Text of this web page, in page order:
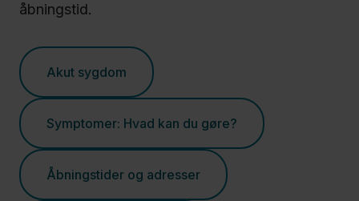
Lægehjælp
og
behandlere
Medicinboksen
åbningstid.
Akut sygdom
Symptomer: Hvad kan du gøre?
Åbningstider og adresser